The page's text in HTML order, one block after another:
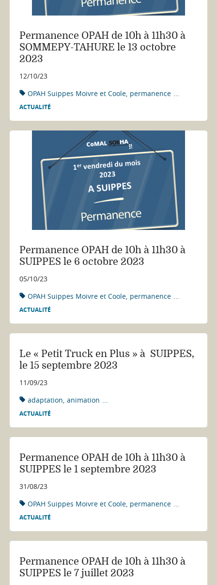
Permanence OPAH de 10h à 11h30 à
SOMMEPY-TAHURE le 13 octobre
2023
12/10/23
OPAH Suippes Moivre et Coole permanence ...
ACTUALITÉ
Permanence OPAH de 10h à 11h30 à
SUIPPES le 6 octobre 2023
05/10/23
OPAH Suippes Moivre et Coole permanence ...
ACTUALITÉ
Le « Petit Truck en Plus » à SUIPPES,
le 15 septembre 2023
11/09/23
adaptation animation ...
ACTUALITÉ
Permanence OPAH de 10h à 11h30 à
SUIPPES le 1 septembre 2023
31/08/23
OPAH Suippes Moivre et Coole permanence ...
ACTUALITÉ
Permanence OPAH de 10h à 11h30 à
SUIPPES le 7 juillet 2023